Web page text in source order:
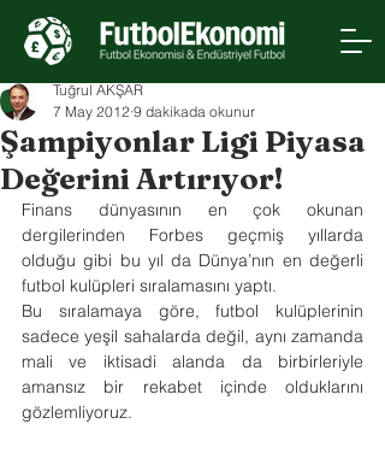
Şampiyonlar Ligi Piyasa
Değerini Artırıyor!
Tuğrul AKŞAR
7 May 2012 9 dakikada okunur
Finans dünyasının en çok okunan
dergilerinden Forbes geçmiş yıllarda
olduğu gibi bu yıl da Dünya’nın en değerli
futbol kulüpleri sıralamasını yaptı.
Bu sıralamaya göre, futbol kulüplerinin
sadece yeşil sahalarda değil, aynı zamanda
mali ve iktisadi alanda da birbirleriyle
amansız bir rekabet içinde olduklarını
gözlemliyoruz.